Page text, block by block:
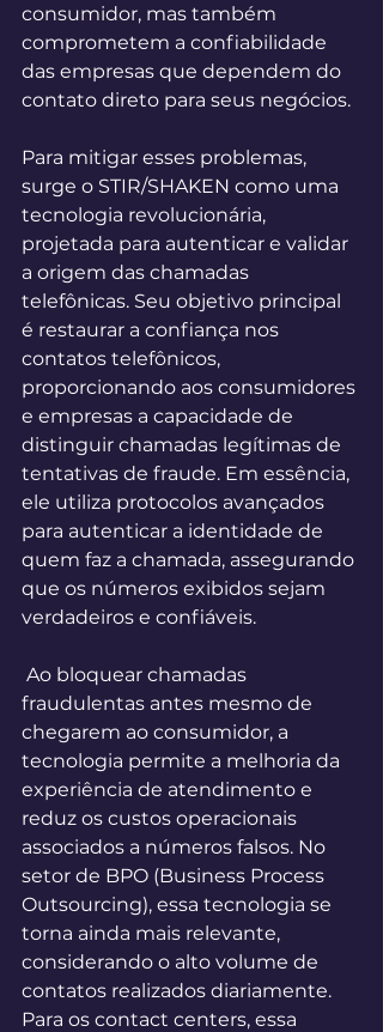
consumidor, mas também
comprometem a confiabilidade
das empresas que dependem do
contato direto para seus negócios.
Para mitigar esses problemas,
surge o STIR/SHAKEN como uma
tecnologia revolucionária,
projetada para autenticar e validar
a origem das chamadas
telefônicas. Seu objetivo principal
é restaurar a confiança nos
contatos telefônicos,
proporcionando aos consumidores
e empresas a capacidade de
distinguir chamadas legítimas de
tentativas de fraude. Em essência,
ele utiliza protocolos avançados
para autenticar a identidade de
quem faz a chamada, assegurando
que os números exibidos sejam
verdadeiros e confiáveis.
Ao bloquear chamadas
fraudulentas antes mesmo de
chegarem ao consumidor, a
tecnologia permite a melhoria da
experiência de atendimento e
reduz os custos operacionais
associados a números falsos. No
setor de BPO (Business Process
Outsourcing), essa tecnologia se
torna ainda mais relevante,
considerando o alto volume de
contatos realizados diariamente.
Para os contact centers, essa